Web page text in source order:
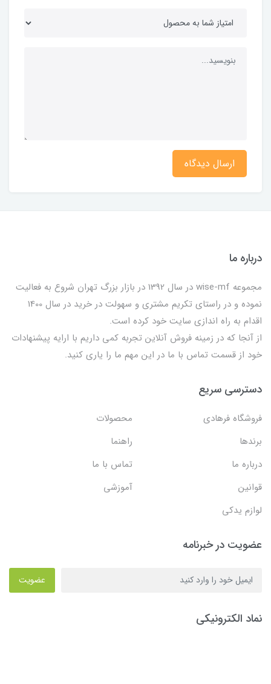
ارسال دیدگاه
درباره ما
مجموعه wise-mf در سال 1392 در بازار بزرگ تهران شروع به فعالیت
نموده و در راستای تکریم مشتری و سهولت در خرید در سال 1400
اقدام به راه اندازی سایت خود کرده است.
از آنجا که در زمینه فروش آنلاین تجربه کمی داریم با ارایه پیشنهادات
خود از قسمت تماس با ما در این مهم ما را یاری کنید.
دسترسی سریع
فروشگاه فرهادی
محصولات
برندها
راهنما
درباره ما
تماس با ما
قوانین
آموزشی
لوازم یدکی
عضویت در خبرنامه
عضویت
نماد الکترونیکی